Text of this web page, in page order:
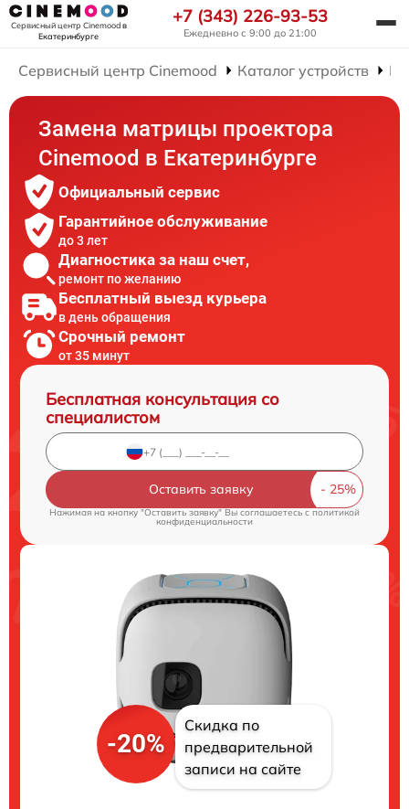
Сервисный центр Cinemoodв
Екатеринбурге
+7 (343) 226-93-53
Ежедневно с 9:00 до 21:00
Сервисный центр Cinemood Каталог устройств
Замена матрицы проектора
Cinemood в Екатеринбурге
Официальный сервис
Гарантийное обслуживание
до 3 лет
Диагностика за наш счет,
ремонт по желанию
Бесплатный выезд курьера
в день обращения
Срочный ремонт
от 35 минут
Бесплатная консультация со
специалистом
Оставить заявку
Нажимая на кнопку "Оставить заявку" Вы соглашаетесь cполитикой
конфиденциальности
-20%
Скидка по
предварительной
записи на сайте